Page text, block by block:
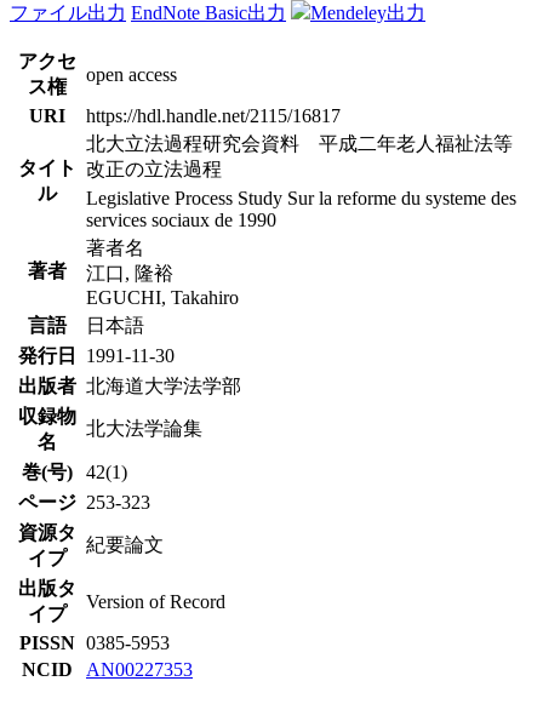
ファイル出力 EndNote Basic出力 Mendeley出力
アクセ
ス権
open access
URI
https://hdl.handle.net/2115/16817
タイト
ル
北大立法過程研究会資料 平成二年老人福祉法等
改正の立法過程
Legislative Process Study Sur la reforme du systeme des
services sociaux de 1990
著者
著者名
江口, 隆裕
EGUCHI, Takahiro
言語
日本語
発行日
1991-11-30
出版者 北海道大学法学部
収録物
名
北大法学論集
巻(号)
42(1)
ページ 253-323
資源タ
イプ
紀要論文
出版タ
イプ
Version of Record
PISSN 0385-5953
NCID
AN00227353